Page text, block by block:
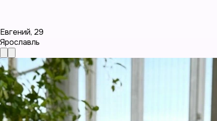
Евгений, 29
Ярославль